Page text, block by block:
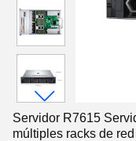
Servidor R7615
múltiples racks de red